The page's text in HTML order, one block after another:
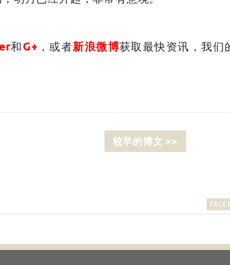
和 G+ ，或者新浪微博获取最快资讯，我们
较早的博文 >>